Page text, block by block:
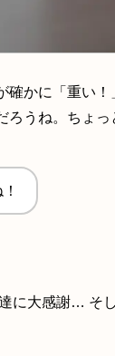
かに「重い
うね。ちょっ
に大感謝… そ